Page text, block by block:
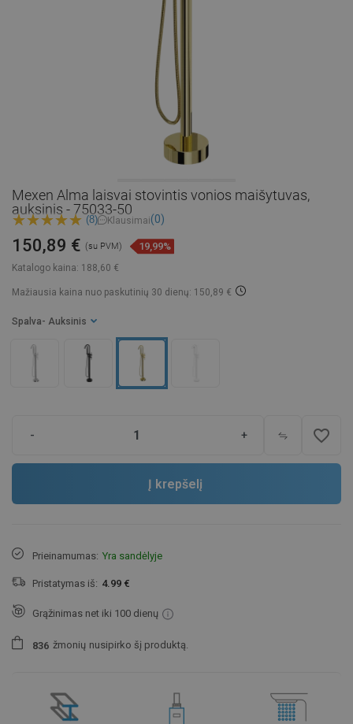
Mexen Alma laisvai stovintis vonios maišytuvas,
auksinis - 75033-50
(8) Klausimai(0)
Katalogo kaina: 188,60 €
150,89 € (su PVM) 19,99%
Mažiausia kaina nuo paskutinių 30 dienų: 150,89 €
Spalva - Auksinis
- + favorite_border
Į krepšelį
Prieinamumas: Yra sandėlyje
Pristatymas iš: 4.99 €
Grąžinimas net iki 100 dienų
836 žmonių nusipirko šį produktą.